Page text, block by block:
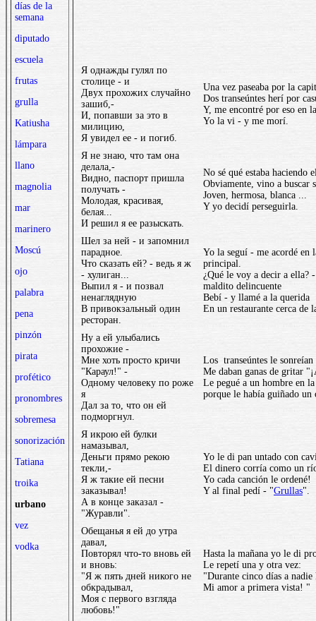
días de la
semana
diputado
escuela
frutas
grulla
Katiusha
lámpara
llano
magnolia
mar
marinero
Moscú
ojo
palabra
pena
pinzón
pirata
profético
pronombres
sobremesa
sonorización
Tatiana
troika
urbano
vez
vodka
Я однажды гулял по
столице - и
Двух прохожих случайно
зашиб,-
И, попавши за это в
милицию,
Я увидел ее - и погиб.
Una vez paseaba por la
Dos transeúntes herí por
Y, me encontré por eso en
Yo la vi - y me morí.
Я не знаю, что там она
делала,-
Видно, паспорт пришла
получать -
Молодая, красивая,
белая...
И решил я ее разыскать.
No sé qué estaba haciendo
Obviamente, vino a buscar
Joven, hermosa, blanca ...
Y yo decidí perseguirla.
Шел за ней - и запомнил
парадное.
Что сказать ей? - ведь я ж
- хулиган...
Выпил я - и позвал
ненаглядную
В привокзальный один
ресторан.
Yo la seguí - me acordé en
principal.
¿Qué le voy a decir a ella?
maldito delincuente
Bebí - y llamé a la querida
En un restaurante cerca de
Ну а ей улыбались
прохожие -
Мне хоть просто кричи
"Караул!" -
Одному человеку по роже
я
Дал за то, что он ей
подморгнул.
Los transeúntes le sonreían
Me daban ganas de gritar
Le pegué a un hombre en
porque le había guiñado un
Я икрою ей булки
намазывал,
Деньги прямо рекою
текли,-
Я ж такие ей песни
заказывал!
А в конце заказал -
"Журавли".
Yo le di pan untado con
El dinero corría como un
Yo cada canción le ordené!
Y al final pedí - "Grullas".
Обещанья я ей до утра
давал,
Повторял что-то вновь ей
и вновь:
"Я ж пять дней никого не
обкрадывал,
Моя с первого взгляда
любовь!"
Hasta la mañana yo le di
Le repetí una y otra vez:
"Durante cinco días a nadie
Mi amor a primera vista! "